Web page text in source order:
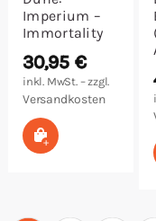
Imperium –
Immortality
30,95 €
inkl. MwSt. – zzgl.
Versandkosten
In den